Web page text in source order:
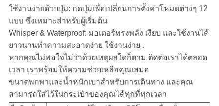
ใช้งานง่ายด้วยปุ่ม: กดปุ่มเพื่อเปลี่ยนการตั้งค่าโหมดต่างๆ 12
แบบ ซึ่งเหมาะสำหรับผู้เริ่มต้น
Whisper & Waterproof: มอเตอร์ทรงพลัง เงียบ และใช้งานได้
ยาวนานทำความสะอาดง่าย ใช้งานง่าย .
หากคุณไม่พอใจไม่ว่าด้วยเหตุผลใดก็ตาม ติดต่อเราได้ตลอด
เวลา เราพร้อมให้ความช่วยเหลือคุณเสมอ
ขนาดพกพาและน้ำหนักเบาสำหรับการเดินทาง และคุณ
สามารถใส่ไว้ในกระเป๋าของคุณได้ทุกที่ทุกเวลา